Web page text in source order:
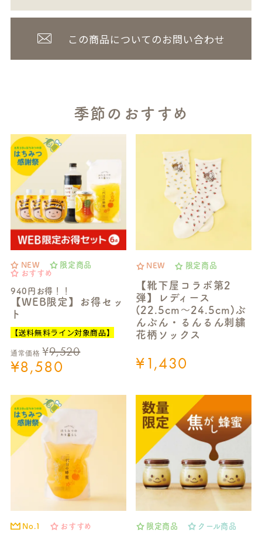
この商品についてのお問い合わせ
季節のおすすめ
NEW
限定商品
おすすめ
940円お得！！
【WEB限定】お得セッ
ト
【送料無料ライン対象商品】
通常価格 ¥9,520
¥8,580
NEW 限定商品
【靴下屋コラボ第2
弾】レディース
(22.5cm～24.5cm)ぶ
んぶん・るんるん刺繍
花柄ソックス
¥1,430
No.1 おすすめ 限定商品 クール商品